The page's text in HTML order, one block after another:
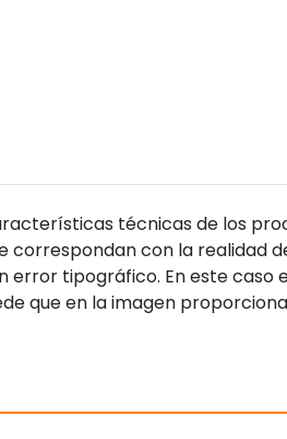
técnicas de los
correspondan con la realidad
error tipográfico. En este
que en la imagen